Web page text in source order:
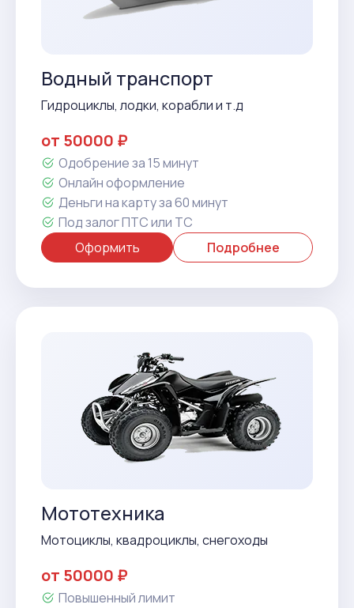
Водный транспорт
Гидроциклы, лодки, корабли и т.д
от 50000 ₽
Одобрение за 15 минут
Онлайн оформление
Деньги на карту за 60 минут
Под залог ПТС или ТС
Оформить
Подробнее
Мототехника
Мотоциклы, квадроциклы, снегоходы
от 50000 ₽
Повышенный лимит